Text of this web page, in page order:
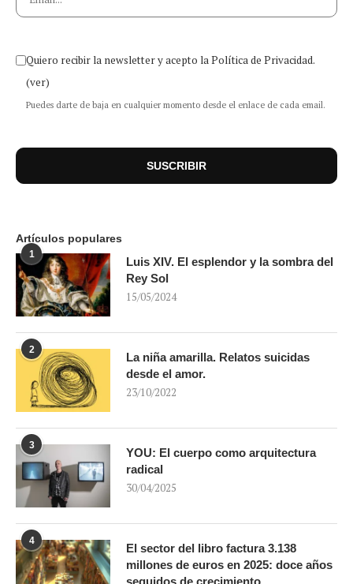
Quiero recibir la newsletter y acepto la Política de Privacidad.
(ver)
Puedes darte de baja en cualquier momento desde el enlace de cada email.
Artículos populares
1
Luis XIV. El esplendor y la sombra del
Rey Sol
15/05/2024
2
La niña amarilla. Relatos suicidas
desde el amor.
23/10/2022
3
YOU: El cuerpo como arquitectura
radical
30/04/2025
4
El sector del libro factura 3.138
millones de euros en 2025: doce años
seguidos de crecimiento